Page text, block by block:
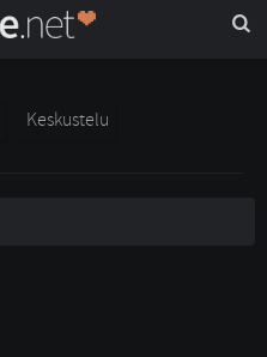
Keskustelu